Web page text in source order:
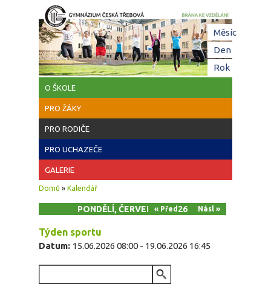
Přejít k hlavnímu obsahu
O ŠKOLE
PRO ŽÁKY
PRO RODIČE
PRO UCHAZEČE
GALERIE
Jste zde
Domů » Kalendář
PONDĚLÍ, ČERVEN 15, 2026
« Před Násl »
Týden sportu
Datum: 15.06.2026 08:00 - 19.06.2026 16:45
Měsíc
Den(aktivní
Rok